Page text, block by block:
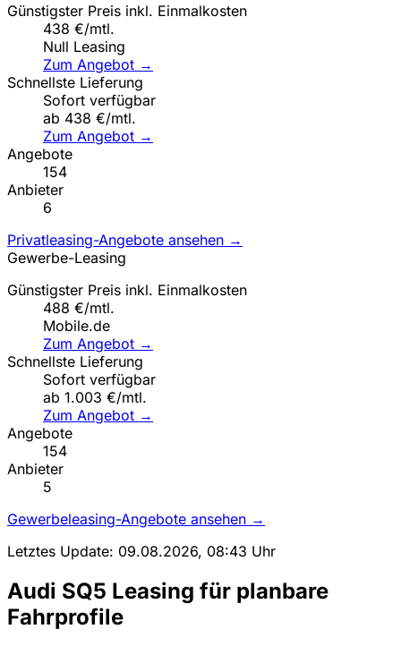
Günstigster Preis inkl. Einmalkosten
438 €/mtl.
Null Leasing
Zum Angebot →
Schnellste Lieferung
Sofort verfügbar
ab 438 €/mtl.
Zum Angebot →
Angebote
154
Anbieter
6
Privatleasing-Angebote ansehen →
Gewerbe-Leasing
Günstigster Preis inkl. Einmalkosten
488 €/mtl.
Mobile.de
Zum Angebot →
Schnellste Lieferung
Sofort verfügbar
ab 1.003 €/mtl.
Zum Angebot →
Angebote
154
Anbieter
5
Gewerbeleasing-Angebote ansehen →
Letztes Update: 09.08.2026, 08:43 Uhr
Audi SQ5 Leasing für planbare
Fahrprofile